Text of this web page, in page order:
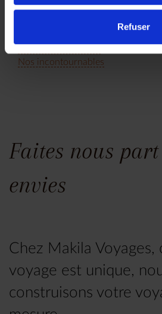
Refuser
Nos incontournables
Faites nous
envies
Chez Makila Voyages,
voyage est unique,
construisons votre